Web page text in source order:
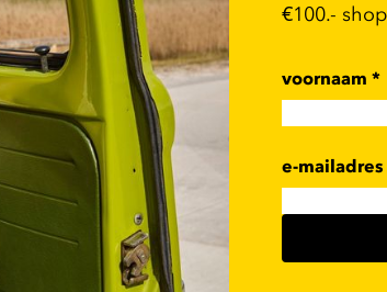
€100.-
voornaam *
e-mailadres